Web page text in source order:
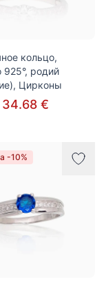
кольцо,
925°, родий
Цирконы
34.68 €
-10%